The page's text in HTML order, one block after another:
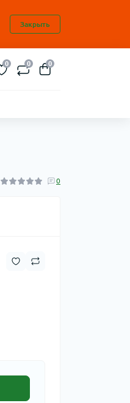
Закрыть
0 0 0
0